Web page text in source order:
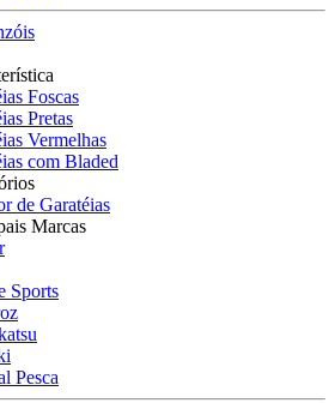
Foscas
Pretas
Vermelhas
com Bladed
de Garatéias
Marcas
Sports
Pesca